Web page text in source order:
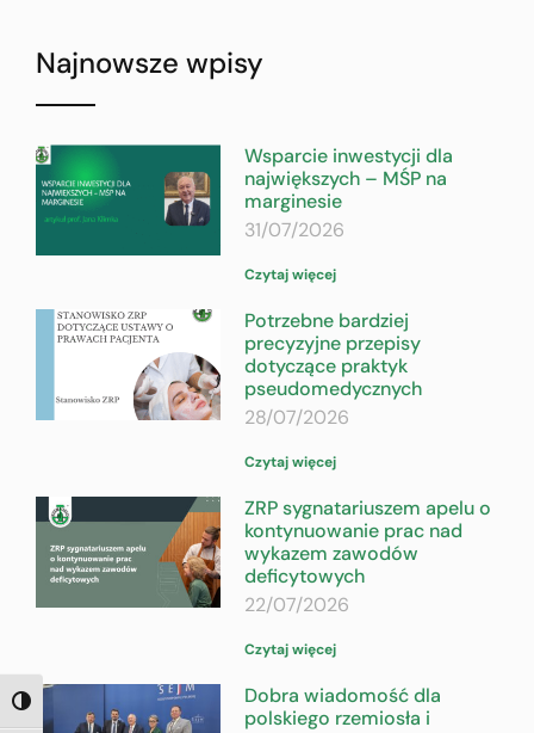
TOGGLE HIGH CONTRAST
Najnowsze wpisy
Wsparcie inwestycji dla
największych – MŚP na
marginesie
31/07/2026
Czytaj więcej
Potrzebne bardziej
precyzyjne przepisy
dotyczące praktyk
pseudomedycznych
28/07/2026
Czytaj więcej
ZRP sygnatariuszem apelu o
kontynuowanie prac nad
wykazem zawodów
deficytowych
22/07/2026
Czytaj więcej
Dobra wiadomość dla
polskiego rzemiosła i